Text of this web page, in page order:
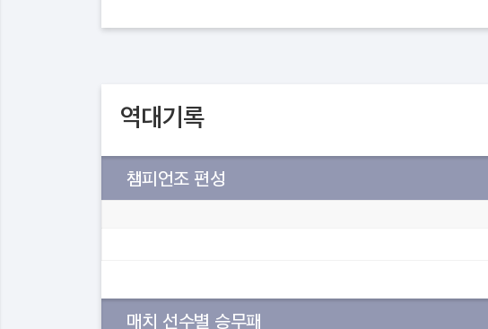
역대기록
챔피언조 편성
매치 선수별 승무패